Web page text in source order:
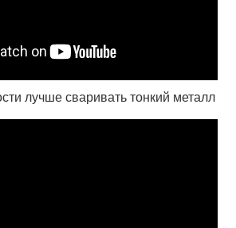
лучше сваривать тонкий металл